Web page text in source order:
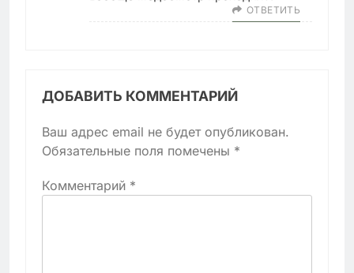
ОТВЕТИТЬ
ДОБАВИТЬ КОММЕНТАРИЙ
Ваш адрес email не будет опубликован.
Обязательные поля помечены *
Комментарий *